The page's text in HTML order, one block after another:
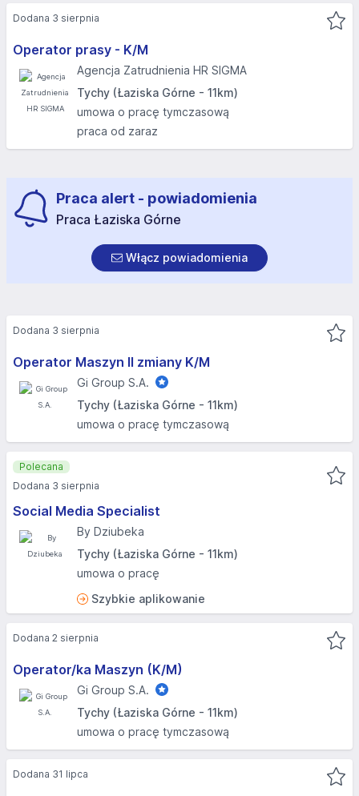
Operator prasy - K/M
Agencja Zatrudnienia HR SIGMA
Tychy (Łaziska Górne - 11km)
umowa o pracę tymczasową
praca od zaraz
Dodana 3 sierpnia
Praca alert - powiadomienia
Praca Łaziska Górne
Włącz powiadomienia
Operator Maszyn II zmiany K/M
Gi Group S.A.
Tychy (Łaziska Górne - 11km)
umowa o pracę tymczasową
Dodana 3 sierpnia
Social Media Specialist
By Dziubeka
Tychy (Łaziska Górne - 11km)
umowa o pracę
Szybkie aplikowanie
Polecana
Dodana 3 sierpnia
Operator/ka Maszyn (K/M)
Gi Group S.A.
Tychy (Łaziska Górne - 11km)
umowa o pracę tymczasową
Dodana 2 sierpnia
Dodana 31 lipca